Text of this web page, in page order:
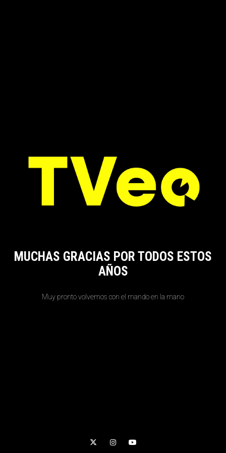
MUCHAS GRACIAS POR TODOS ESTOS
AÑOS
Muy pronto volvemos con el mando en la mano